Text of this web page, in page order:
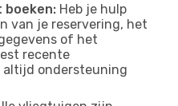
boeken: Heb je hulp
van je reservering, het
of het
recente
altijd ondersteuning